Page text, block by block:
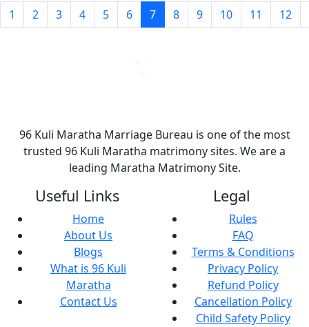
1 2 3 4 5 6 7 8 9 10 11 12
96 Kuli Maratha Marriage Bureau is one of the most
trusted 96 Kuli Maratha matrimony sites. We are a
leading Maratha Matrimony Site.
Useful Links
Home
About Us
Blogs
What is 96 Kuli
Maratha
Contact Us
Legal
Rules
FAQ
Terms & Conditions
Privacy Policy
Refund Policy
Cancellation Policy
Child Safety Policy